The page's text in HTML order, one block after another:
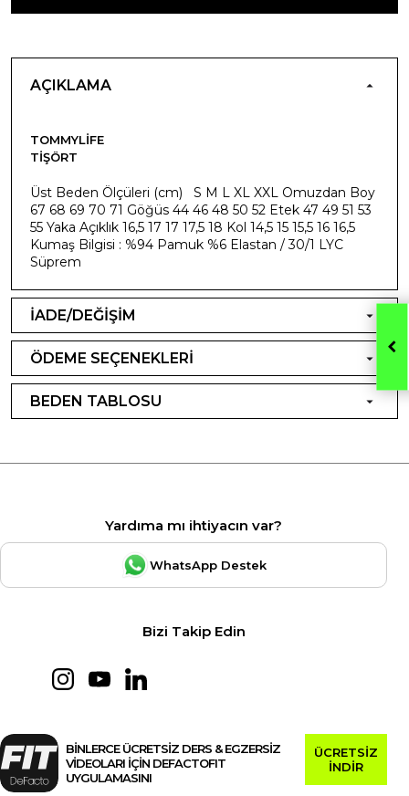
AÇIKLAMA
TOMMYLIFE
TIŞÖRT
Üst Beden Ölçüleri (cm) S M L XL XXL Omuzdan Boy
67 68 69 70 71 Göğüs 44 46 48 50 52 Etek 47 49 51 53
55 Yaka Açıklık 16,5 17 17 17,5 18 Kol 14,5 15 15,5 16 16,5
Kumaş Bilgisi : %94 Pamuk %6 Elastan / 30/1 LYC
Süprem
İADE/DEĞİŞİM
ÖDEME SEÇENEKLERİ
BEDEN TABLOSU
Yardıma mı ihtiyacın var?
WhatsApp Destek
Bizi Takip Edin
BİNLERCE ÜCRETSİZ DERS & EGZERSİZ
VİDEOLARI İÇİN DEFACTOFIT
UYGULAMASINI
ÜCRETSİZ
İNDİR